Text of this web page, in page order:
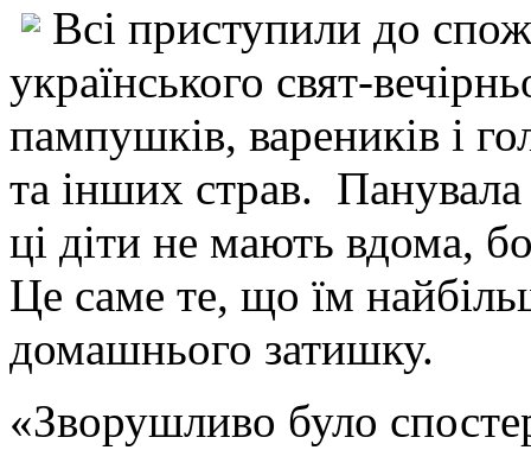
Всі приступили до
українського свят-
пампушків, вареників і
та інших страв.
ці діти не мають вдома,
Це саме те, що їм
домашнього затишку.
«Зворушливо було